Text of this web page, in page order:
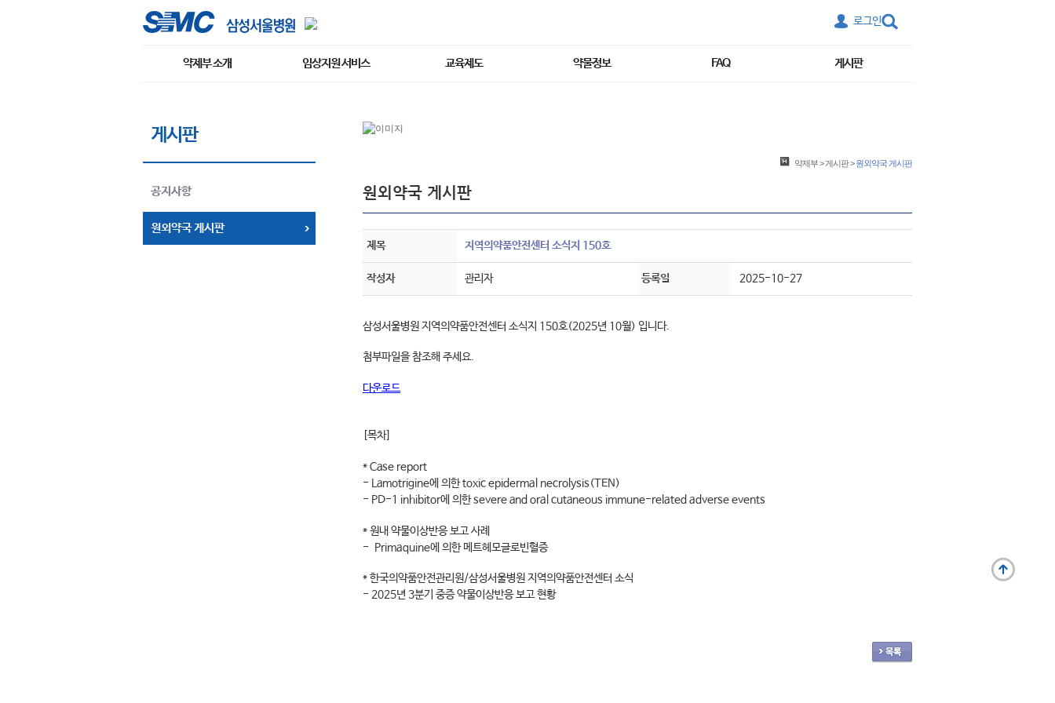
로그인
약제부 소개 임상지원 서비스 교육제도 약물정보 FAQ 게시판
게시판
공지사항
원외약국 게시판
약제부>게시판>원외약국 게시판
원외약국 게시판
제목 지역의약품안전센터 소식지 150호
작성자 관리자 등록일 2025-10-27
삼성서울병원 지역의약품안전센터 소식지 150호(2025년 10월) 입니다.
첨부파일을 참조해 주세요.
다운로드
[목차]
* Case report
- Lamotrigine에 의한 toxic epidermal necrolysis(TEN)
- PD-1 inhibitor에 의한 severe and oral cutaneous immune-related adverse events
* 원내 약물이상반응 보고 사례
- Primaquine에 의한 메트헤모글로빈혈증
* 한국의약품안전관리원/삼성서울병원 지역의약품안전센터 소식
- 2025년 3분기 중증 약물이상반응 보고 현황